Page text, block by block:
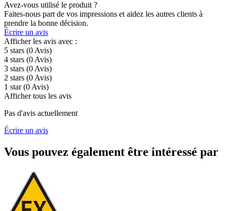
Avez-vous utilisé le produit ?
Faites-nous part de vos impressions et aidez les autres clients à
prendre la bonne décision.
Écrire un avis
Afficher les avis avec :
5 stars (0 Avis)
4 stars (0 Avis)
3 stars (0 Avis)
2 stars (0 Avis)
1 star (0 Avis)
Afficher tous les avis
Pas d'avis actuellement
Écrire un avis
Vous pouvez également être intéressé par